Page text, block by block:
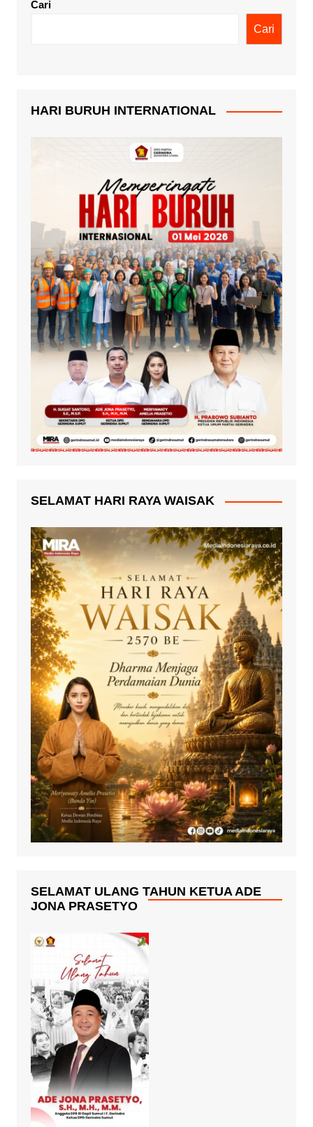
Cari
Cari
HARI BURUH INTERNATIONAL
SELAMAT HARI RAYA WAISAK
SELAMAT ULANG TAHUN KETUA ADE
JONA PRASETYO